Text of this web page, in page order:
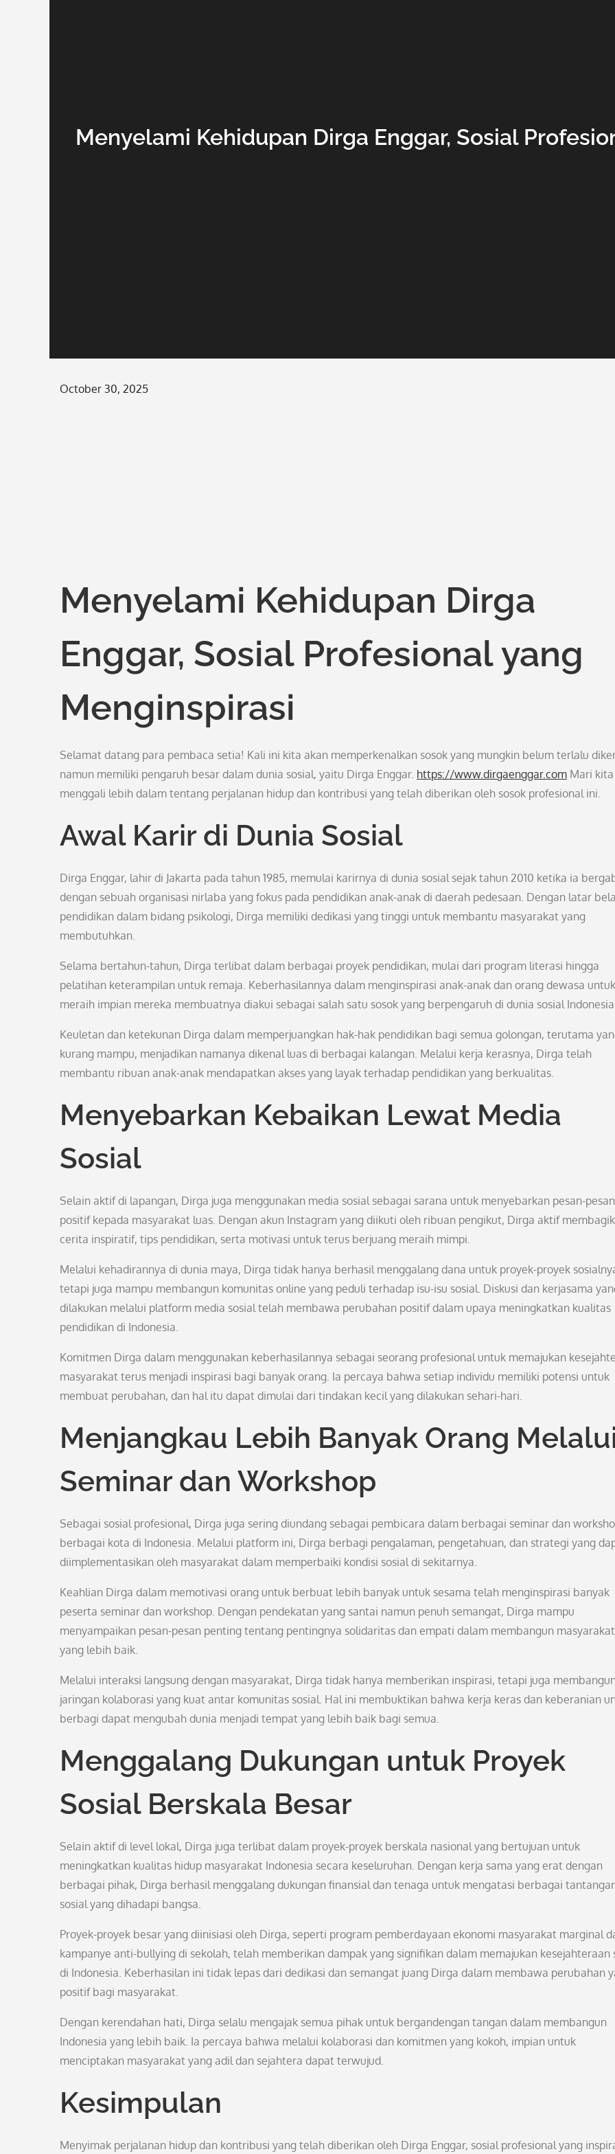
Menyelami Kehidupan Dirga Enggar, Sosial
Posted
October 30, 2025
Menyelami Kehidupan Dirga
Enggar, Sosial Profesional yang
Menginspirasi
Selamat datang para pembaca setia! Kali ini kita akan memperkenalkan sosok yang mungkin belum terlalu
namun memiliki pengaruh besar dalam dunia sosial, yaitu Dirga Enggar. https://www.dirgaenggar.com Mari kita
menggali lebih dalam tentang perjalanan hidup dan kontribusi yang telah diberikan oleh sosok profesional ini.
Awal Karir di Dunia Sosial
Dirga Enggar, lahir di Jakarta pada tahun 1985, memulai karirnya di dunia sosial sejak tahun 2010 ketika ia
dengan sebuah organisasi nirlaba yang fokus pada pendidikan anak-anak di daerah pedesaan. Dengan latar
pendidikan dalam bidang psikologi, Dirga memiliki dedikasi yang tinggi untuk membantu masyarakat yang
membutuhkan.
Selama bertahun-tahun, Dirga terlibat dalam berbagai proyek pendidikan, mulai dari program literasi hingga
pelatihan keterampilan untuk remaja. Keberhasilannya dalam menginspirasi anak-anak dan orang dewasa untuk
meraih impian mereka membuatnya diakui sebagai salah satu sosok yang berpengaruh di dunia sosial
Keuletan dan ketekunan Dirga dalam memperjuangkan hak-hak pendidikan bagi semua golongan, terutama
kurang mampu, menjadikan namanya dikenal luas di berbagai kalangan. Melalui kerja kerasnya, Dirga telah
membantu ribuan anak-anak mendapatkan akses yang layak terhadap pendidikan yang berkualitas.
Menyebarkan Kebaikan Lewat Media
Sosial
Selain aktif di lapangan, Dirga juga menggunakan media sosial sebagai sarana untuk menyebarkan pesan-pesan
positif kepada masyarakat luas. Dengan akun Instagram yang diikuti oleh ribuan pengikut, Dirga aktif
cerita inspiratif, tips pendidikan, serta motivasi untuk terus berjuang meraih mimpi.
Melalui kehadirannya di dunia maya, Dirga tidak hanya berhasil menggalang dana untuk proyek-proyek
tetapi juga mampu membangun komunitas online yang peduli terhadap isu-isu sosial. Diskusi dan kerjasama
dilakukan melalui platform media sosial telah membawa perubahan positif dalam upaya meningkatkan kualitas
pendidikan di Indonesia.
Komitmen Dirga dalam menggunakan keberhasilannya sebagai seorang profesional untuk memajukan
masyarakat terus menjadi inspirasi bagi banyak orang. Ia percaya bahwa setiap individu memiliki potensi untuk
membuat perubahan, dan hal itu dapat dimulai dari tindakan kecil yang dilakukan sehari-hari.
Menjangkau Lebih Banyak Orang
Seminar dan Workshop
Sebagai sosial profesional, Dirga juga sering diundang sebagai pembicara dalam berbagai seminar dan
berbagai kota di Indonesia. Melalui platform ini, Dirga berbagi pengalaman, pengetahuan, dan strategi yang
diimplementasikan oleh masyarakat dalam memperbaiki kondisi sosial di sekitarnya.
Keahlian Dirga dalam memotivasi orang untuk berbuat lebih banyak untuk sesama telah menginspirasi banyak
peserta seminar dan workshop. Dengan pendekatan yang santai namun penuh semangat, Dirga mampu
menyampaikan pesan-pesan penting tentang pentingnya solidaritas dan empati dalam membangun masyarakat
yang lebih baik.
Melalui interaksi langsung dengan masyarakat, Dirga tidak hanya memberikan inspirasi, tetapi juga
jaringan kolaborasi yang kuat antar komunitas sosial. Hal ini membuktikan bahwa kerja keras dan keberanian
berbagi dapat mengubah dunia menjadi tempat yang lebih baik bagi semua.
Menggalang Dukungan untuk Proyek
Sosial Berskala Besar
Selain aktif di level lokal, Dirga juga terlibat dalam proyek-proyek berskala nasional yang bertujuan untuk
meningkatkan kualitas hidup masyarakat Indonesia secara keseluruhan. Dengan kerja sama yang erat dengan
berbagai pihak, Dirga berhasil menggalang dukungan finansial dan tenaga untuk mengatasi berbagai
sosial yang dihadapi bangsa.
Proyek-proyek besar yang diinisiasi oleh Dirga, seperti program pemberdayaan ekonomi masyarakat marginal
kampanye anti-bullying di sekolah, telah memberikan dampak yang signifikan dalam memajukan kesejahteraan
di Indonesia. Keberhasilan ini tidak lepas dari dedikasi dan semangat juang Dirga dalam membawa perubahan
positif bagi masyarakat.
Dengan kerendahan hati, Dirga selalu mengajak semua pihak untuk bergandengan tangan dalam membangun
Indonesia yang lebih baik. Ia percaya bahwa melalui kolaborasi dan komitmen yang kokoh, impian untuk
menciptakan masyarakat yang adil dan sejahtera dapat terwujud.
Kesimpulan
Menyimak perjalanan hidup dan kontribusi yang telah diberikan oleh Dirga Enggar, sosial profesional yang